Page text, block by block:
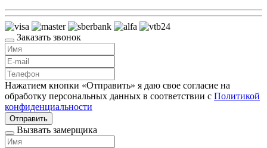
Заказать звонок
Нажатием кнопки «Отправить» я даю свое согласие на
обработку персональных данных в соответствии с Политикой
конфиденциальности
Отправить
Вызвать замерщика